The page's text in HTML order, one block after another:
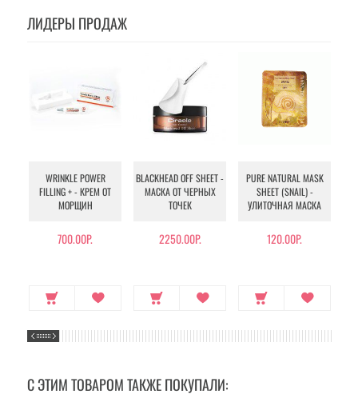
ЛИДЕРЫ ПРОДАЖ
WRINKLE POWER
FILLING + - КРЕМ ОТ
МОРЩИН
700.00Р.
BLACKHEAD OFF SHEET -
МАСКА ОТ ЧЕРНЫХ
ТОЧЕК
2250.00Р.
PURE NATURAL MASK
SHEET (SNAIL) -
УЛИТОЧНАЯ МАСКА
120.00Р.
С ЭТИМ ТОВАРОМ ТАКЖЕ ПОКУПАЛИ: